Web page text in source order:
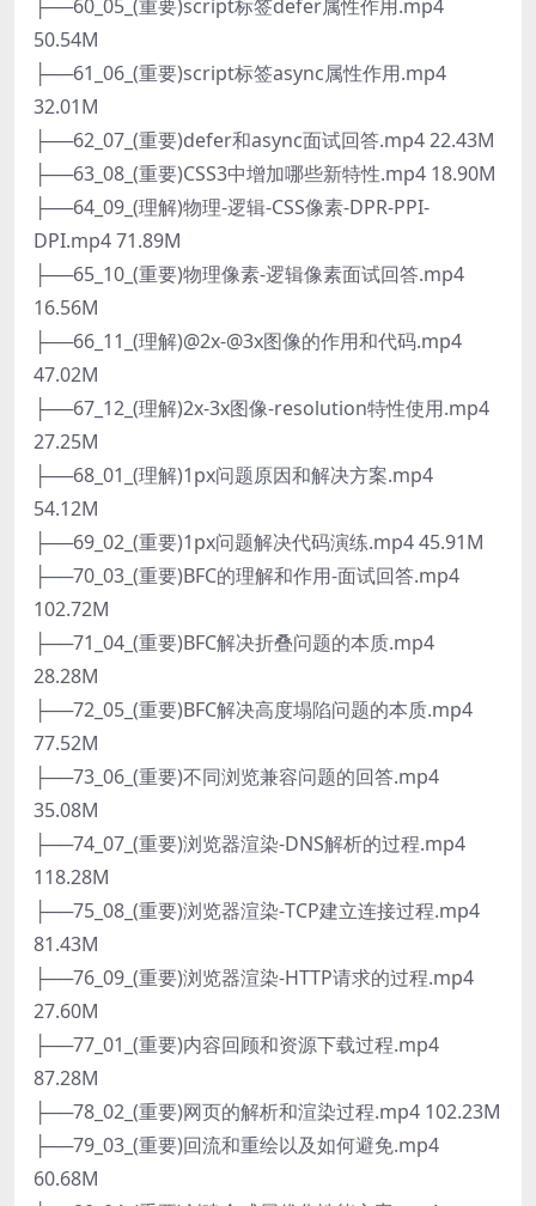
├──60_05_(重要)script标签defer属性作用.mp4
50.54M
├──61_06_(重要)script标签async属性作用.mp4
32.01M
├──62_07_(重要)defer和async面试回答.mp4 22.43M
├──63_08_(重要)CSS3中增加哪些新特性.mp4 18.90M
├──64_09_(理解)物理-逻辑-CSS像素-DPR-PPI-
DPI.mp4 71.89M
├──65_10_(重要)物理像素-逻辑像素面试回答.mp4
16.56M
├──66_11_(理解)@2x-@3x图像的作用和代码.mp4
47.02M
├──67_12_(理解)2x-3x图像-resolution特性使用.mp4
27.25M
├──68_01_(理解)1px问题原因和解决方案.mp4
54.12M
├──69_02_(重要)1px问题解决代码演练.mp4 45.91M
├──70_03_(重要)BFC的理解和作用-面试回答.mp4
102.72M
├──71_04_(重要)BFC解决折叠问题的本质.mp4
28.28M
├──72_05_(重要)BFC解决高度塌陷问题的本质.mp4
77.52M
├──73_06_(重要)不同浏览兼容问题的回答.mp4
35.08M
├──74_07_(重要)浏览器渲染-DNS解析的过程.mp4
118.28M
├──75_08_(重要)浏览器渲染-TCP建立连接过程.mp4
81.43M
├──76_09_(重要)浏览器渲染-HTTP请求的过程.mp4
27.60M
├──77_01_(重要)内容回顾和资源下载过程.mp4
87.28M
├──78_02_(重要)网页的解析和渲染过程.mp4 102.23M
├──79_03_(重要)回流和重绘以及如何避免.mp4
60.68M